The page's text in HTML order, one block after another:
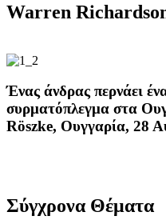
Warren
Ένας άνδρας περνάει
συρματόπλεγμα στα Ο
Röszke, Ουγγαρία, 28
Σύγχρονα Θέματα